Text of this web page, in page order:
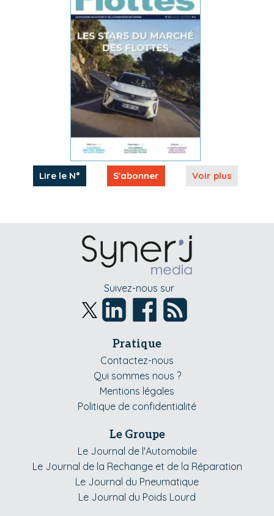
Lire le N° S'abonner Voir plus
Suivez-nous sur
Pratique
Contactez-nous
Qui sommes nous ?
Mentions légales
Politique de confidentialité
Le Groupe
Le Journal de l'Automobile
Le Journal de la Rechange et de la Réparation
Le Journal du Pneumatique
Le Journal du Poids Lourd